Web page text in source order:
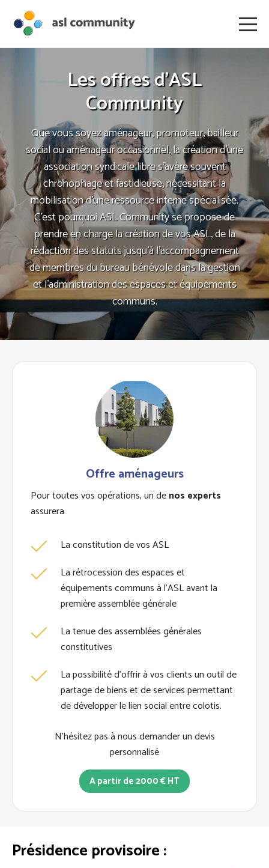
Les offres d'ASL
Community
Que vous soyez aménageur, promoteur, bailleur
social ou aménageur occasionnel, la création d’une
association syndicale libre s’avère souvent
chronophage et fastidieuse, nécessitant la
mobilisation d’une ressource interne spécialisée.
C’est pourquoi ASL Community se propose de
prendre en charge la création de vos ASL, de la
rédaction des statuts jusqu’à l’accompagnement
de membres du bureau bénévole dans la gestion
et l’administration des espaces et équipements
communs.
Offre aménageurs
Pour toutes vos opérations, un denos experts
assurera
La constitution de vos ASL
La rétrocession des espaces et
équipements communs à l’ASL avant la
première assemblée générale
La tenue des assemblées générales
constitutives
La possibilité d’offrir à vos clients un outil de
partage de biens et de services permettant
de développer le lien social entre colotis.
N'hésitez pas à nous demander un devis
personnalisé
A partir de 2000 € HT
Présidence provisoire :